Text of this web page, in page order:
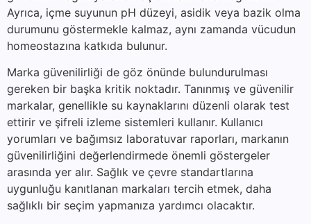
Ayrıca, içme suyunun pH düzeyi, asidik veya bazik olma
durumunu göstermekle kalmaz, aynı zamanda vücudun
homeostazına katkıda bulunur.
Marka güvenilirliği de göz önünde bulundurulması
gereken bir başka kritik noktadır. Tanınmış ve güvenilir
markalar, genellikle su kaynaklarını düzenli olarak test
ettirir ve şifreli izleme sistemleri kullanır. Kullanıcı
yorumları ve bağımsız laboratuvar raporları, markanın
güvenilirliğini değerlendirmede önemli göstergeler
arasında yer alır. Sağlık ve çevre standartlarına
uygunluğu kanıtlanan markaları tercih etmek, daha
sağlıklı bir seçim yapmanıza yardımcı olacaktır.